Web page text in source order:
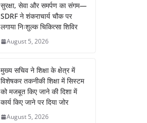
सुरक्षा, सेवा और समर्पण का संगम—
SDRF ने शंकराचार्य चौक पर
लगाया निःशुल्क चिकित्सा शिविर
August 5, 2026
मुख्य सचिव ने शिक्षा के क्षेत्र में
विशेषकर तकनीकी शिक्षा में सिस्टम
को मजबूत किए जाने की दिशा में
कार्य किए जाने पर दिया जोर
August 5, 2026